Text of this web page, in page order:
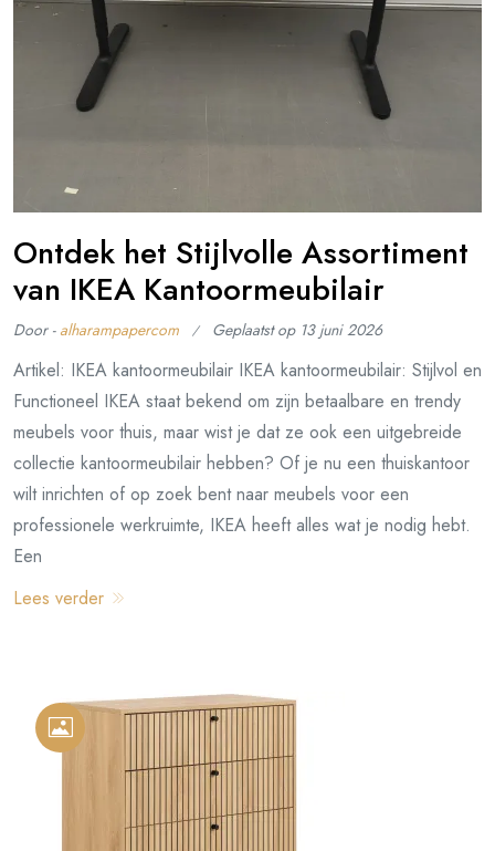
Ontdek het Stijlvolle Assortiment
van IKEA Kantoormeubilair
Door - alharampapercom Geplaatst op 13 juni 2026
Artikel: IKEA kantoormeubilair IKEA kantoormeubilair: Stijlvol en
Functioneel IKEA staat bekend om zijn betaalbare en trendy
meubels voor thuis, maar wist je dat ze ook een uitgebreide
collectie kantoormeubilair hebben? Of je nu een thuiskantoor
wilt inrichten of op zoek bent naar meubels voor een
professionele werkruimte, IKEA heeft alles wat je nodig hebt.
Een
Lees verder